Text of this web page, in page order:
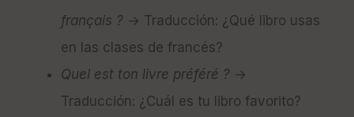
français ? → Traducción: ¿Qué libro usas
en las clases de francés?
Quel est ton livre préféré ? →
Traducción: ¿Cuál es tu libro favorito?